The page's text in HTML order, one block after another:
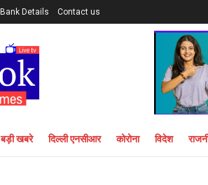
Bank Details Contact us
बड़ी खबरे दिल्ली एनसीआर कोरोना विदेश